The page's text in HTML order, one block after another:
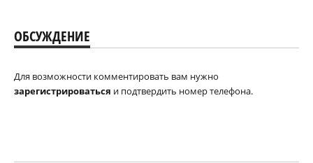
ОБСУЖДЕНИЕ
Для возможности комментировать вам нужно
зарегистрироваться и подтвердить номер телефона.